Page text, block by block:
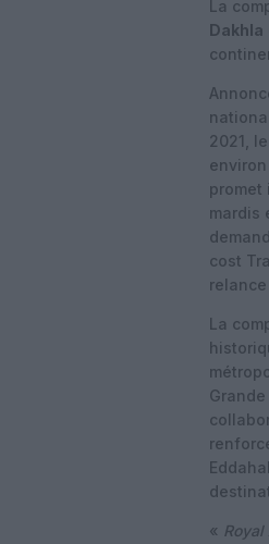
La
Dakhla
2021,
promet
mardis
cost
relance
La
«